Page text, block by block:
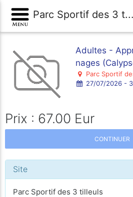
Parc Sportif des 3 t...
Adultes -
nages
Parc Sportif
27/07/2026 -
Prix : 67.00 Eur
CONTINUER
Site
Parc Sportif des 3 tilleuls